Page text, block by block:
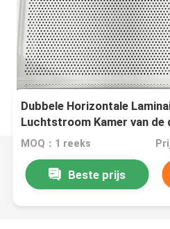
Dubbele Horizontale
Luchtstroom Kamer van
HEPA de Laminaire
MOQ：1 reeks
Beste prijs